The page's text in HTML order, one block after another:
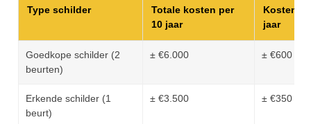
Type schilder
Totale kosten per
10 jaar
Kosten
jaar
Goedkope schilder (2
beurten)
± €6.000 ± €600
Erkende schilder (1
beurt)
± €3.500 ± €350